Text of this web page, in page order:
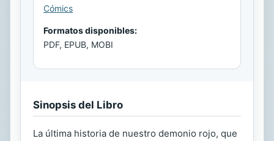
Cómics
Formatos disponibles:
PDF, EPUB, MOBI
Sinopsis del Libro
La última historia de nuestro demonio rojo, que